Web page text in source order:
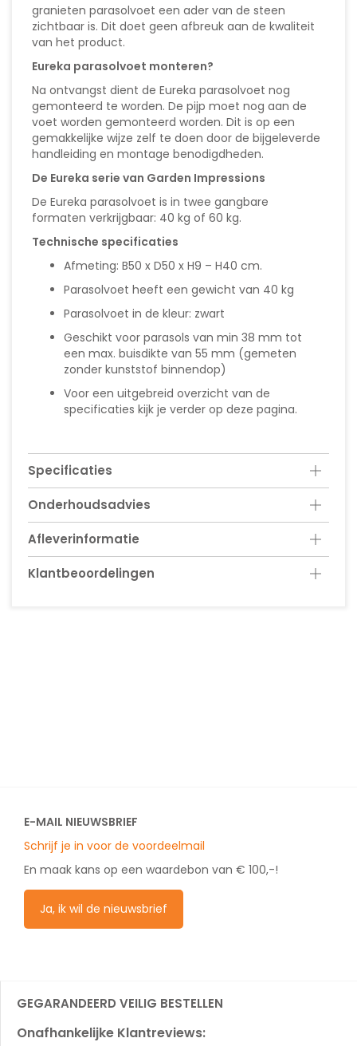
granieten parasolvoet een ader van de steen
zichtbaar is. Dit doet geen afbreuk aan de kwaliteit
van het product.
Eureka parasolvoet monteren?
Na ontvangst dient de Eureka parasolvoet nog
gemonteerd te worden. De pijp moet nog aan de
voet worden gemonteerd worden. Dit is op een
gemakkelijke wijze zelf te doen door de bijgeleverde
handleiding en montage benodigdheden.
De Eureka serie van Garden Impressions
De Eureka parasolvoet is in twee gangbare
formaten verkrijgbaar: 40 kg of 60 kg.
Technische specificaties
Afmeting: B50 x D50 x H9 – H40 cm.
Parasolvoet heeft een gewicht van 40 kg
Parasolvoet in de kleur: zwart
Geschikt voor parasols van min 38 mm tot
een max. buisdikte van 55 mm (gemeten
zonder kunststof binnendop)
Voor een uitgebreid overzicht van de
specificaties kijk je verder op deze pagina.
Specificaties
Onderhoudsadvies
Afleverinformatie
Klantbeoordelingen
E-MAIL NIEUWSBRIEF
Schrijf je in voor de voordeelmail
En maak kans op een waardebon van € 100,-!
Ja, ik wil de nieuwsbrief
GEGARANDEERD VEILIG BESTELLEN
Onafhankelijke Klantreviews: